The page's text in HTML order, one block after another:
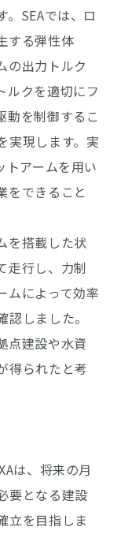
。SEAでは、ロ
する弾性体
の出力トルク
ルクを適切にフ
動を制御するこ
実現します。実
トアームを用い
をできること
を搭載した状
走行し、力制
ムによって効率
しました。
点建設や水資
得られたと考
は、将来の月
要となる建設
立を目指しま